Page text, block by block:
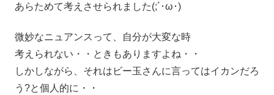
あらためて考えさせられました(;´･ω･)
微妙なニュアンスって、自分が大変な時
考えられない・・ときもありますよね・・
しかしながら、それはビー玉さんに言ってはイカンだろ
う?と個人的に・・